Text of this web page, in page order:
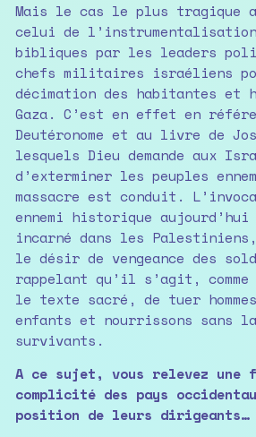
Mais le cas le plus tragique
celui de
bibliques par les leaders
chefs militaires israéliens
décimation des habitantes et
Gaza. C’est en effet en
Deutéronome et au livre de
lesquels Dieu demande aux
d’exterminer les peuples
massacre est conduit.
ennemi historique aujourd’hui
incarné dans les
le désir de vengeance des
rappelant qu’il s’agit,
le texte sacré, de tuer
enfants et nourrissons sans
survivants.
A ce sujet, vous relevez une
complicité des pays
position de leurs dirigeants…